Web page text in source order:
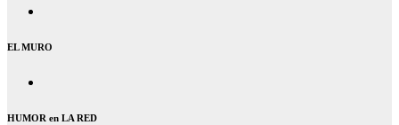
EL MURO
HUMOR en LA RED